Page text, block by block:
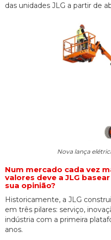
das unidades JLG a partir de
Nova lança
Num mercado cada vez
valores deve a JLG
sua opinião?
Historicamente, a JLG
em três pilares: serviço,
indústria com a primeira
anos.